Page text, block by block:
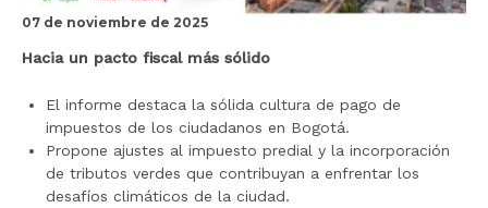
07 de noviembre de 2025
Hacia un pacto fiscal más sólido
El informe destaca la sólida cultura de pago de
impuestos de los ciudadanos en Bogotá.
Propone ajustes al impuesto predial y la incorporación
de tributos verdes que contribuyan a enfrentar los
desafíos climáticos de la ciudad.